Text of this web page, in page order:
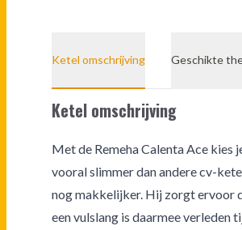
Ketel omschrijving Geschikte
Ketel omschrijving
Met de Remeha Calenta Ace
vooral slimmer dan andere cv-
nog makkelijker. Hij zorgt ervoor
een vulslang is daarmee verleden